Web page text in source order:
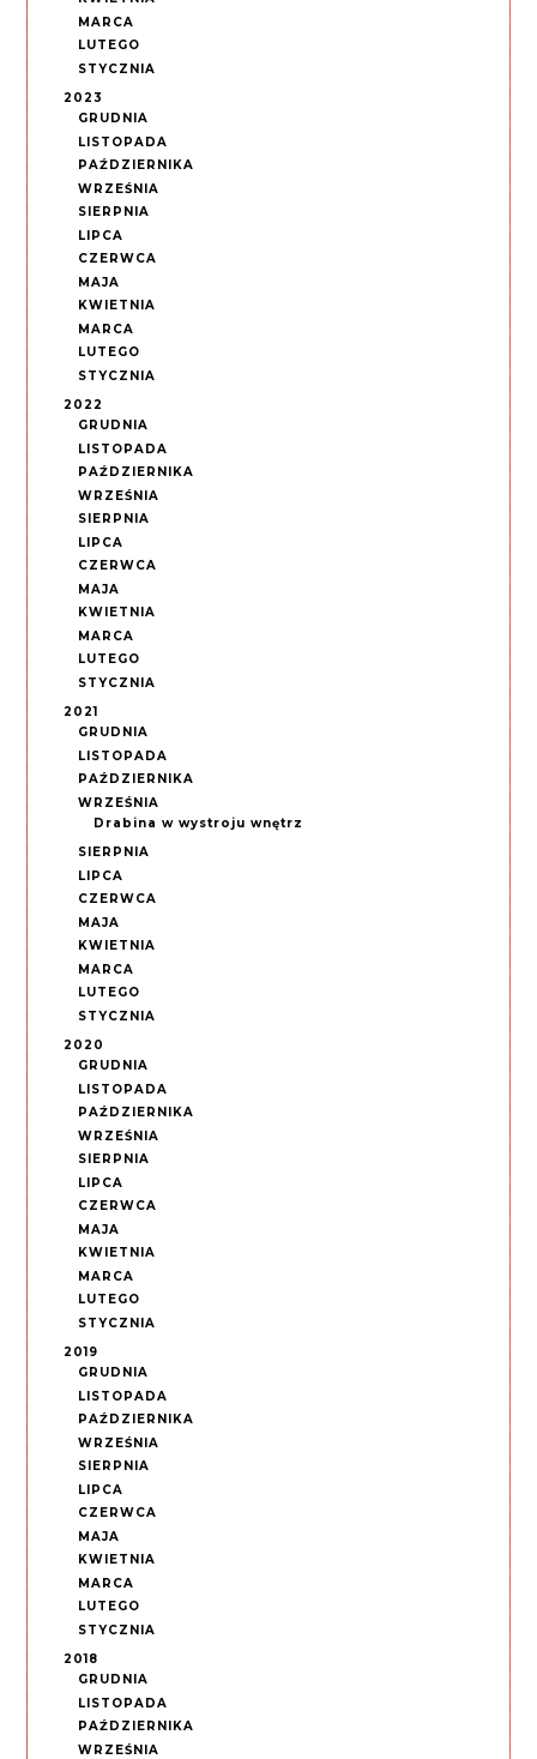
MARCA
LUTEGO
STYCZNIA
2023
GRUDNIA
LISTOPADA
PAŹDZIERNIKA
WRZEŚNIA
SIERPNIA
LIPCA
CZERWCA
MAJA
KWIETNIA
MARCA
LUTEGO
STYCZNIA
2022
GRUDNIA
LISTOPADA
PAŹDZIERNIKA
WRZEŚNIA
SIERPNIA
LIPCA
CZERWCA
MAJA
KWIETNIA
MARCA
LUTEGO
STYCZNIA
2021
GRUDNIA
LISTOPADA
PAŹDZIERNIKA
WRZEŚNIA
Drabina w wystroju wnętrz
SIERPNIA
LIPCA
CZERWCA
MAJA
KWIETNIA
MARCA
LUTEGO
STYCZNIA
2020
GRUDNIA
LISTOPADA
PAŹDZIERNIKA
WRZEŚNIA
SIERPNIA
LIPCA
CZERWCA
MAJA
KWIETNIA
MARCA
LUTEGO
STYCZNIA
2019
GRUDNIA
LISTOPADA
PAŹDZIERNIKA
WRZEŚNIA
SIERPNIA
LIPCA
CZERWCA
MAJA
KWIETNIA
MARCA
LUTEGO
STYCZNIA
2018
GRUDNIA
LISTOPADA
PAŹDZIERNIKA
WRZEŚNIA